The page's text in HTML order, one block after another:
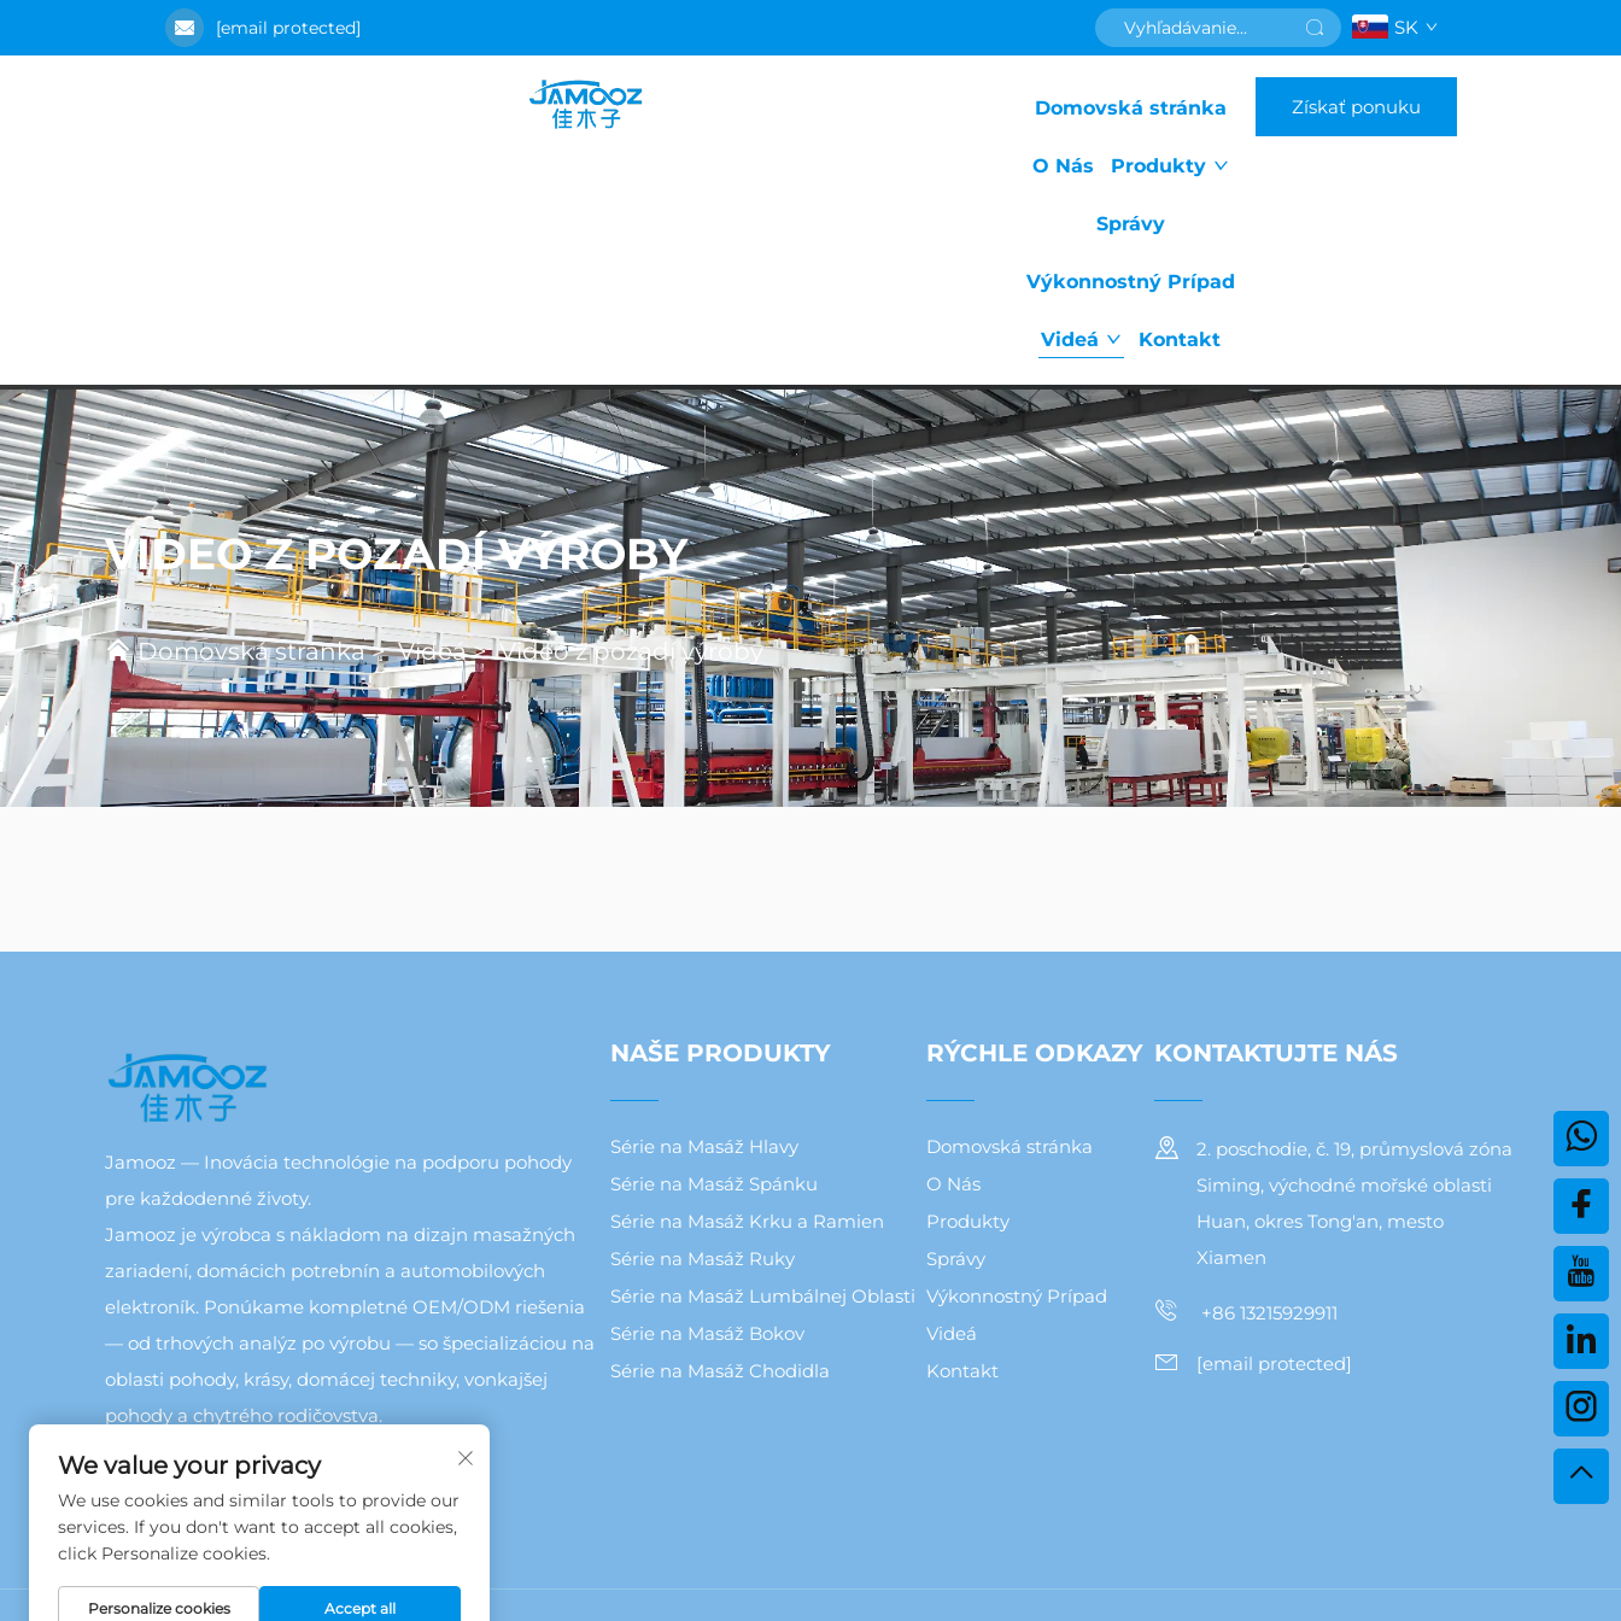
[email protected] SK
Domovská stránka
O Nás Produkty
Správy
Výkonnostný Prípad
Videá Kontakt
Získať ponuku
VIDEO Z POZADÍ VÝROBY
Domovská stránka>Videá>Videó z pozadí výroby
Jamooz — Inovácia technológie na podporu pohody
pre každodenné životy.
Jamooz je výrobca s nákladom na dizajn masažných
zariadení, domácich potrebnín a automobilových
elektroník. Ponúkame kompletné OEM/ODM riešenia
— od trhových analýz po výrobu — so špecializáciou na
oblasti pohody, krásy, domácej techniky, vonkajšej
pohody a chytrého rodičovstva.
NAŠE PRODUKTY
Série na Masáž Hlavy
Série na Masáž Spánku
Série na Masáž Krku a Ramien
Série na Masáž Ruky
Série na Masáž Lumbálnej Oblasti
Série na Masáž Bokov
Série na Masáž Chodidla
RÝCHLE ODKAZY
Domovská stránka
O Nás
Produkty
Správy
Výkonnostný Prípad
Videá
Kontakt
KONTAKTUJTE NÁS
2. poschodie, č. 19, průmyslová zóna
Siming, východné mořské oblasti
Huan, okres Tong'an, mesto
Xiamen
+86 13215929911
[email protected]
We value your privacy
We use cookies and similar tools to provide our
services. If you don't want to accept all cookies,
click Personalize cookies.
Personalize cookies Accept all